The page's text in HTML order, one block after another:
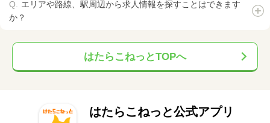
エリアや路線、駅周辺から求人情報を探すことはできます
か？
はたらこねっとTOPへ
はたらこねっと公式アプリ